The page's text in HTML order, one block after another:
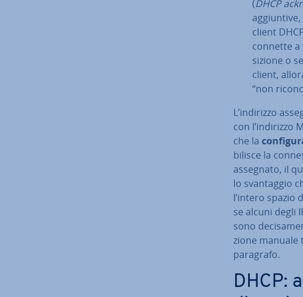
(DHCP
ag­giun­ti­ve,
client
connette
si­zio­ne o
client,
“non
L’indirizzo
con l’indirizzo
che la
bi­li­sce la
assegnato, il
lo svan­tag­gio
l’intero spazio
se alcuni degli
sono
zio­ne manuale
paragrafo.
DHCP: